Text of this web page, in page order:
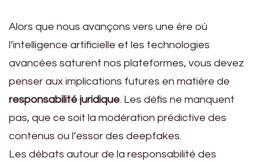
Alors que nous avançons vers une ère où
l’intelligence artificielle et les technologies
avancées saturent nos plateformes, vous devez
penser aux implications futures en matière de
responsabilité juridique. Les défis ne manquent
pas, que ce soit la modération prédictive des
contenus ou l’essor des deepfakes.
Les débats autour de la responsabilité des